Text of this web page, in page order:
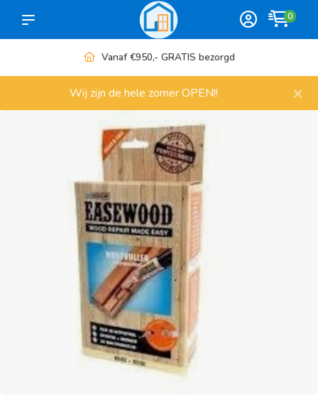
0
Meer dan 1000 artikelen
Wij zijn de hele zomer OPEN!! ×